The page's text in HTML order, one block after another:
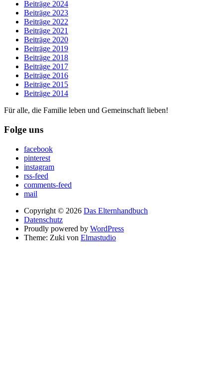
Beiträge 2024
Beiträge 2023
Beiträge 2022
Beiträge 2021
Beiträge 2020
Beiträge 2019
Beiträge 2018
Beiträge 2017
Beiträge 2016
Beiträge 2015
Beiträge 2014
Für alle, die Familie leben und Gemeinschaft lieben!
Folge uns
facebook
pinterest
instagram
rss-feed
comments-feed
mail
Copyright © 2026 Das Elternhandbuch
Datenschutz
Proudly powered by WordPress
Theme: Zuki von Elmastudio